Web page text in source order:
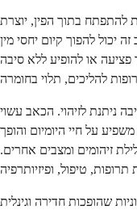
להתפתח בתוך הפין, יוצרת
יכול להפוך קיום יחסי מין
או להופיע ללא סיבה
ניתנת לזיהוי. הכאב עשוי
על חיי היומיום והופך
זיהומים ומצבים אחרים.
שהופכות חדירה וגינלית